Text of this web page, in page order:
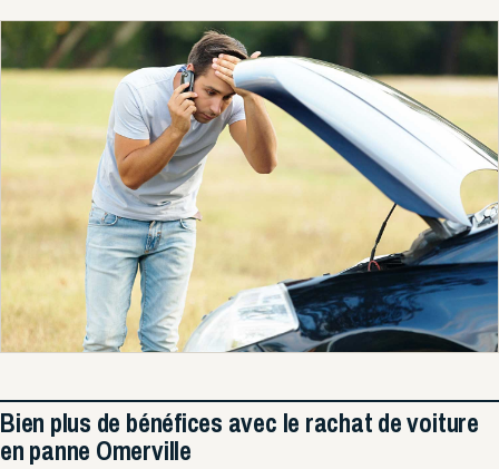
Bien plus de bénéfices avec le rachat de voiture
en panne Omerville